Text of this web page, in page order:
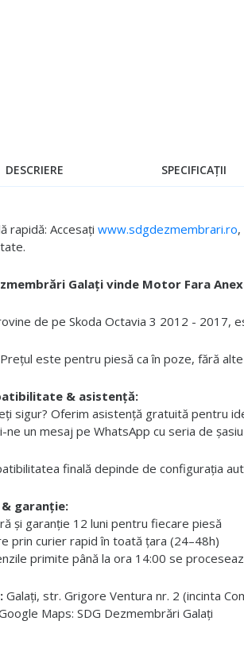
DESCRIERE
rapidă: Accesați www.sdgdezmembrari.ro
Galați vinde Motor Fara
de pe Skoda Octavia 3 2012 - 2017,
Prețul este pentru piesă ca în poze, fără
& asistență:
sigur? Oferim asistență gratuită pentru
ne un mesaj pe WhatsApp cu seria de
finală depinde de configurația
garanție:
și garanție 12 luni pentru fiecare piesă
prin curier rapid în toată țara (24–48h)
primite până la ora 14:00 se
Galați, str. Grigore Ventura nr. 2 (incinta
Maps: SDG Dezmembrări Galați
SPECIFICAȚII